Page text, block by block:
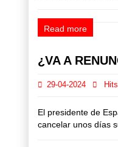
Read more
¿VA A
29-04-2024
El presidente de
cancelar unos días